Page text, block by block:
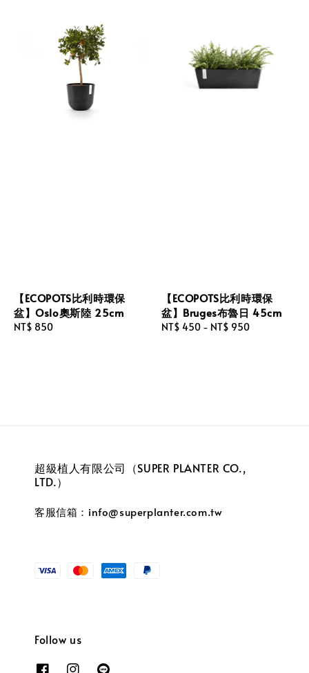
【ECOPOTS比利時環保
盆】Oslo奧斯陸 25cm
Regular
NT$ 850
【ECOPOTS比利時環保
盆】Bruges布魯日 45cm
Regular
NT$ 450 - NT$ 950
超級植人有限公司（SUPER PLANTER CO.,
LTD.）
客服信箱：info@superplanter.com.tw
Follow us